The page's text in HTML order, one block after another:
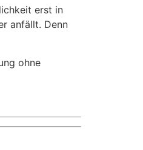
erst in
anfällt. Denn
ohne